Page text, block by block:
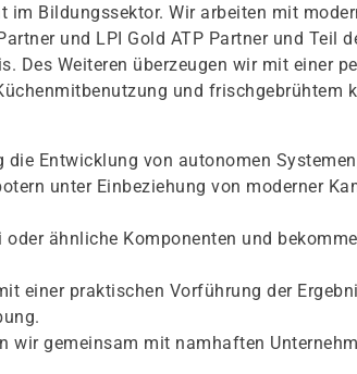
Bildungssektor. Wir arbeiten mit
und LPI Gold ATP Partner und Teil
Des Weiteren überzeugen wir mit einer
und frischgebrühtem
die Entwicklung von autonomen
unter Einbeziehung von moderner
ähnliche Komponenten und
einer praktischen Vorführung der
wir gemeinsam mit namhaften